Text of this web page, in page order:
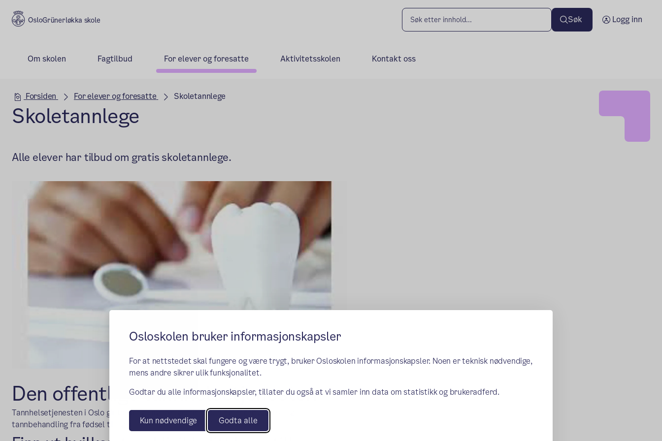
Osloskolen bruker informasjonskapsler
For at nettstedet skal fungere og være trygt, bruker Osloskolen informasjonskapsler. Noen er teknisk nødvendige,
mens andre sikrer ulik funksjonalitet.
Godtar du alle informasjonskapsler, tillater du også at vi samler inn data om statistikk og brukeradferd.
Kun nødvendige Godta alle
Grünerløkka skole Søk Logg inn
Om skolen Fagtilbud For elever og foresatte Aktivitetsskolen Kontakt oss
Hovedseksjon
Forsiden For elever og foresatte Skoletannlege
Skoletannlege
Alle elever har tilbud om gratis skoletannlege.
Den offentlige tannhelsetjenesten
Tannhelsetjenesten i Oslo gir barn og ungdom gratis tilbud om forebyggelse og
tannbehandling fra fødsel til og med det året de fyller 18 år.